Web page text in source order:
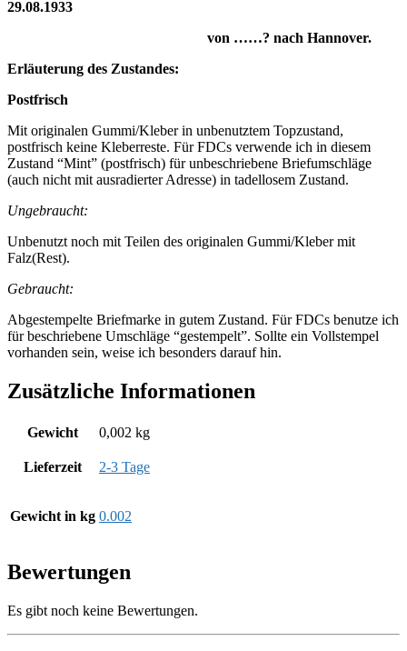
29.08.1933
von ……? nach Hannover.
Erläuterung des Zustandes:
Postfrisch
Mit originalen Gummi/Kleber in unbenutztem Topzustand,
postfrisch keine Kleberreste. Für FDCs verwende ich in diesem
Zustand “Mint” (postfrisch) für unbeschriebene Briefumschläge
(auch nicht mit ausradierter Adresse) in tadellosem Zustand.
Ungebraucht:
Unbenutzt noch mit Teilen des originalen Gummi/Kleber mit
Falz(Rest).
Gebraucht:
Abgestempelte Briefmarke in gutem Zustand. Für FDCs benutze ich
für beschriebene Umschläge “gestempelt”. Sollte ein Vollstempel
vorhanden sein, weise ich besonders darauf hin.
Zusätzliche Informationen
Gewicht 0,002 kg
Lieferzeit 2-3 Tage
Gewicht in kg 0.002
Bewertungen
Es gibt noch keine Bewertungen.